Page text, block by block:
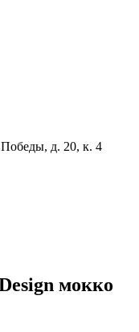
д. 20, к. 4
мокко